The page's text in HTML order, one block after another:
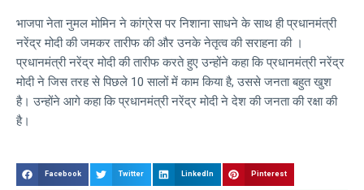
भाजपा नेता नुमल मोमिन ने कांग्रेस पर निशाना साधने के साथ ही प्रधानमंत्री
नरेंद्र मोदी की जमकर तारीफ की और उनके नेतृत्व की सराहना की ।
प्रधानमंत्री नरेंद्र मोदी की तारीफ करते हुए उन्होंने कहा कि प्रधानमंत्री नरेंद्र
मोदी ने जिस तरह से पिछले 10 सालों में काम किया है, उससे जनता बहुत खुश
है। उन्होंने आगे कहा कि प्रधानमंत्री नरेंद्र मोदी ने देश की जनता की रक्षा की
है।
Facebook Twitter LinkedIn Pinterest